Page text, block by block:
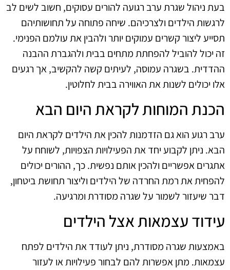
בעת ניהול שגרת ערב רגועה להורים עסוקים, חשוב לשים לב
לרגשות הילדים ולצרכיהם. שיחה פתוחה על תחושותיהם
תסייע ליצור קשרים עמוקים יותר ולהבין את עולמם הפנימי.
זה יכול להוביל להפחתת מתחים בבית ולהגברת ההבנה
ההדדית. בשגרה עמוסה, לעיתים קשה להקשיב, אך רגעים
אלו יכולים לשנות את האווירה בבית לחלוטין.
הכנת המוחות לקראת היום הבא
ערב רגוע הוא גם הזדמנות להכין את הילדים לקראת היום
הבא. ניתן לקבוע יחד את הפעילויות הצפויות, לשוחח על
אתגרים אפשריים ולהכין אותם נפשית. כך, ההורים יכולים
להפחית את רמת החרדה של הילדים וליצור תחושת ביטחון,
דבר שיעזור לשמור על שגרה מסודרת ומרגיעה.
עידוד עצמאות אצל הילדים
באמצעות שגרה מסודרת, ניתן לעודד את הילדים לפתח
עצמאות. מתן אפשרות להם לבחור פעילויות או לעזור